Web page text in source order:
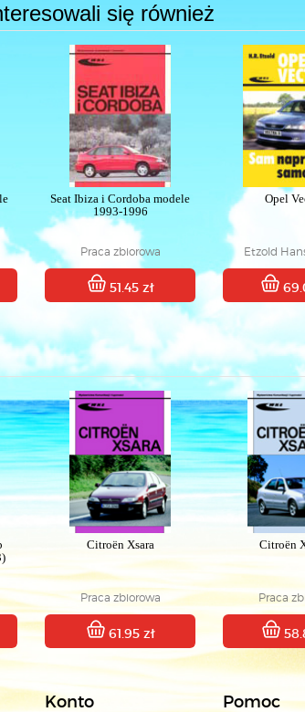
się również
Seat Ibiza i Cordoba modele
1993-1996
Praca zbiorowa
51.45 zł
Opel
Etzold
Citroën Xsara
Praca zbiorowa
61.95 zł
Citroën
Praca
Konto Pomoc